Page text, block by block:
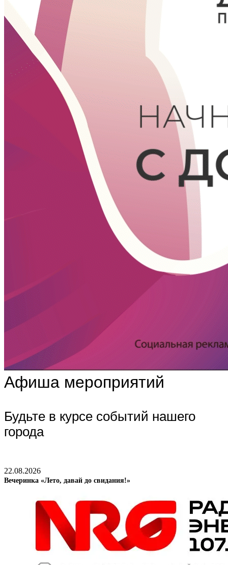
Афиша мероприятий
Будьте в курсе событий нашего
города
22.08.2026
Вечеринка «Лето, давай до свидания!»